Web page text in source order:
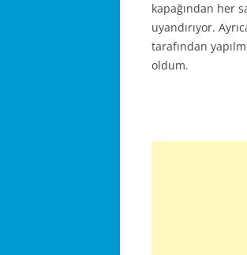
kapağından her
uyandırıyor.
tarafından
oldum.